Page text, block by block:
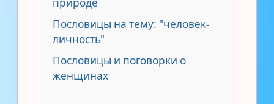
Пословицы на тему: "человек-
личность"
Пословицы и поговорки о
женщинах